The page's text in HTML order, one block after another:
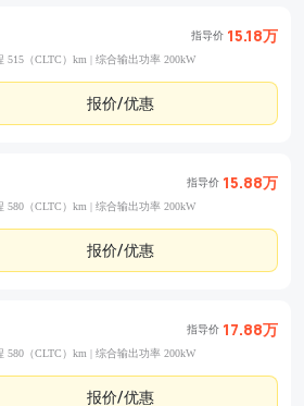
指导价 15.18万
515（CLTC）km | 综合输出功率 200kW
报价/优惠
指导价 15.88万
580（CLTC）km | 综合输出功率 200kW
报价/优惠
指导价 17.88万
580（CLTC）km | 综合输出功率 200kW
报价/优惠